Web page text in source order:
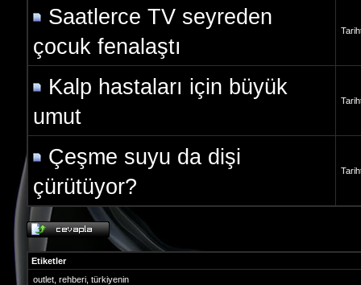
Saatlerce TV seyreden
çocuk fenalaştı
Kalp hastaları için büyük
umut
Çeşme suyu da dişi
çürütüyor?
Etiketler
outlet rehberi türkiyenin